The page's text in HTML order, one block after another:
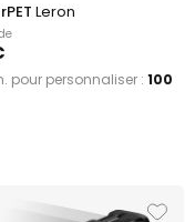
Leron
pour personnaliser : 100